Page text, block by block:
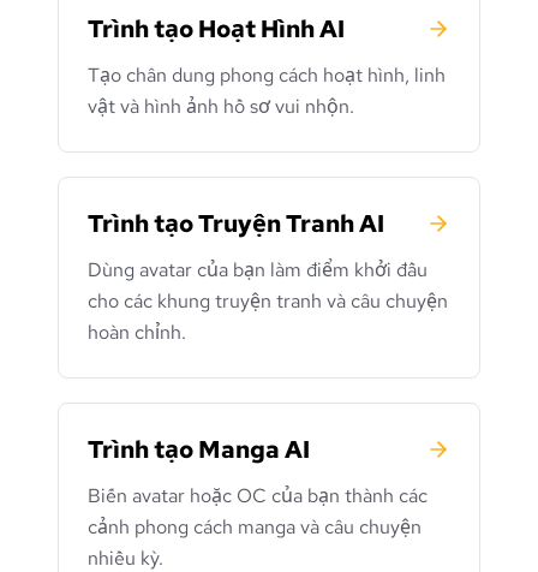
Trình tạo Hoạt Hình AI
Tạo chân dung phong cách hoạt hình, linh
vật và hình ảnh hồ sơ vui nhộn.
Trình tạo Truyện Tranh AI
Dùng avatar của bạn làm điểm khởi đầu
cho các khung truyện tranh và câu chuyện
hoàn chỉnh.
Trình tạo Manga AI
Biến avatar hoặc OC của bạn thành các
cảnh phong cách manga và câu chuyện
nhiều kỳ.